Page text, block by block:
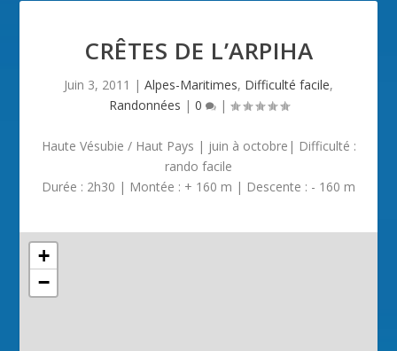
CRÊTES DE L’ARPIHA
Juin 3, 2011 | Alpes-Maritimes, Difficulté facile,
Randonnées | 0 |
Haute Vésubie / Haut Pays | juin à octobre| Difficulté :
rando facile
Durée : 2h30 | Montée : + 160 m | Descente : - 160 m
+
−